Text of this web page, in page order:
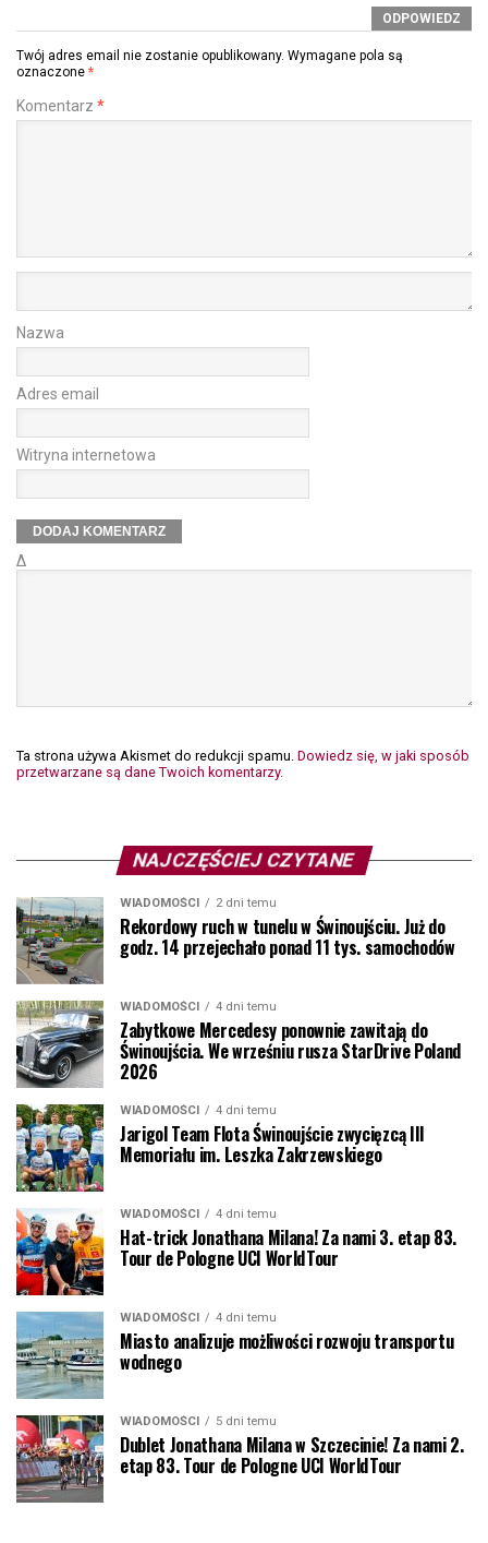
ODPOWIEDZ
Twój adres email nie zostanie opublikowany. Wymagane pola są
oznaczone *
Komentarz *
Nazwa
Adres email
Witryna internetowa
Δ
Ta strona używa Akismet do redukcji spamu. Dowiedz się, w jaki sposób
przetwarzane są dane Twoich komentarzy.
NAJCZĘŚCIEJ CZYTANE
WIADOMOŚCI 2 dni temu
Rekordowy ruch w tunelu w Świnoujściu. Już do
godz. 14 przejechało ponad 11 tys. samochodów
WIADOMOŚCI 4 dni temu
Zabytkowe Mercedesy ponownie zawitają do
Świnoujścia. We wrześniu rusza StarDrive Poland
2026
WIADOMOŚCI 4 dni temu
Jarigol Team Flota Świnoujście zwycięzcą III
Memoriału im. Leszka Zakrzewskiego
WIADOMOŚCI 4 dni temu
Hat-trick Jonathana Milana! Za nami 3. etap 83.
Tour de Pologne UCI WorldTour
WIADOMOŚCI 4 dni temu
Miasto analizuje możliwości rozwoju transportu
wodnego
WIADOMOŚCI 5 dni temu
Dublet Jonathana Milana w Szczecinie! Za nami 2.
etap 83. Tour de Pologne UCI WorldTour